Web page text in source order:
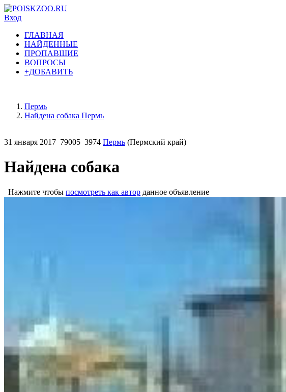
Вход
ГЛАВНАЯ
НАЙДЕННЫЕ
ПРОПАВШИЕ
ВОПРОСЫ
+ДОБАВИТЬ
Пермь
Найдена собака Пермь
31 января 2017 79005 3974 Пермь (Пермский край)
Найдена собака
Нажмите чтобы посмотреть как автор данное объявление